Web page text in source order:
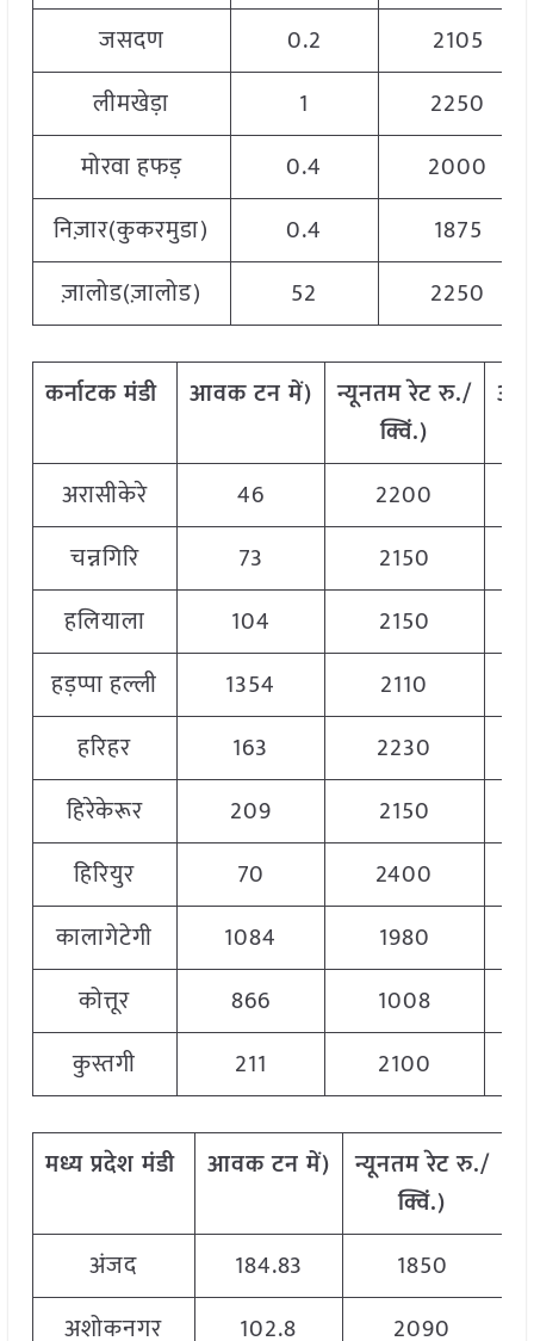
जसदण
0.2
2105
लीमखेड़ा
1
2250
मोरवा हफड़
0.4
2000
निज़ार(कुकरमुडा)
0.4
1875
ज़ालोड(ज़ालोड)
52 2250
कर्नाटकमंडी आवकटनमें) न्यूनतमरेटरु./
क्विं.)
अरासीकेरे 46
2200
चन्नगिरि
73
2150
हलियाला
104
2150
हड़प्पा हल्ली
1354
2110
हरिहर
163
2230
हिरेकेरूर
209
2150
हिरियुर
70
2400
कालागेटेगी
1084
1980
कोत्तूर
866
1008
कुस्तगी
211 2100
मध्यप्रदेशमंडी आवकटनमें) न्यूनतमरेटरु./
क्विं.)
अंजद 184.83
1850
अशोकनगर
102.8 2090